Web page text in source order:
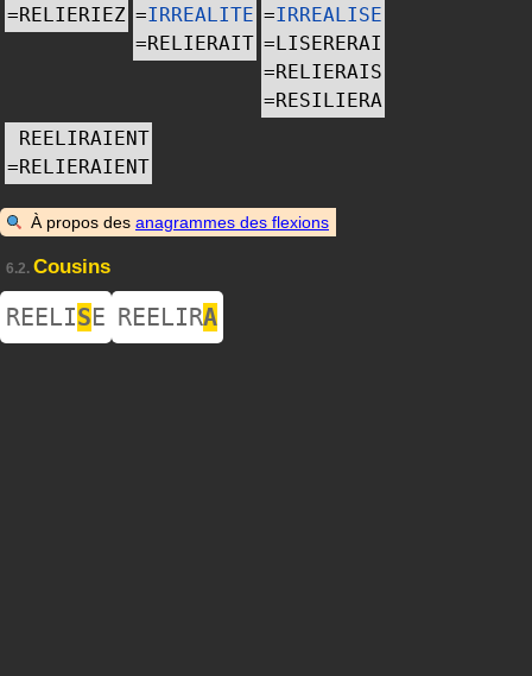
=RELIERIEZ =IRREALITE
=RELIERAIT
=IRREALISE
=LISERERAI
=RELIERAIS
=RESILIERA
REELIRAIENT
=RELIERAIENT
À propos des anagrammes des flexions
6.2. Cousins
REELISE REELIRA